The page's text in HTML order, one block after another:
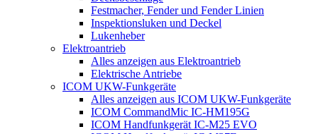
Festmacher, Fender und Fender Linien
Inspektionsluken und Deckel
Lukenheber
Elektroantrieb
Alles anzeigen aus Elektroantrieb
Elektrische Antriebe
ICOM UKW-Funkgeräte
Alles anzeigen aus ICOM UKW-Funkgeräte
ICOM CommandMic IC-HM195G
ICOM Handfunkgerät IC-M25 EVO